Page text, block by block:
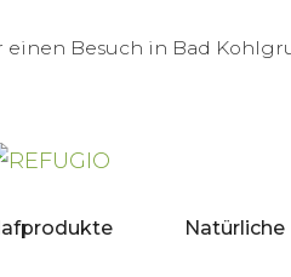
Besuch in Bad